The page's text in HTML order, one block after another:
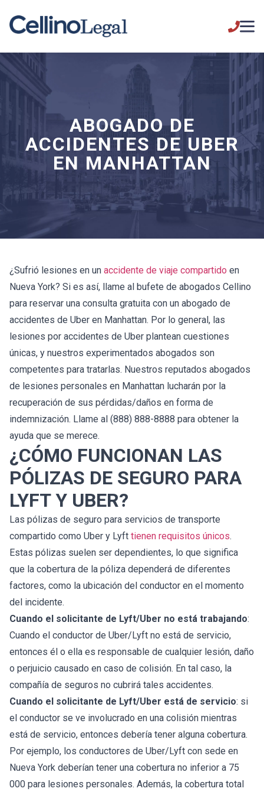
ABOGADO DE
ACCIDENTES DE UBER
EN MANHATTAN
¿Sufrió lesiones en un accidente de viaje compartido en
Nueva York? Si es así, llame al bufete de abogados Cellino
para reservar una consulta gratuita con un abogado de
accidentes de Uber en Manhattan. Por lo general, las
lesiones por accidentes de Uber plantean cuestiones
únicas, y nuestros experimentados abogados son
competentes para tratarlas. Nuestros reputados abogados
de lesiones personales en Manhattan lucharán por la
recuperación de sus pérdidas/daños en forma de
indemnización. Llame al (888) 888-8888 para obtener la
ayuda que se merece.
¿CÓMO FUNCIONAN LAS
PÓLIZAS DE SEGURO PARA
LYFT Y UBER?
Las pólizas de seguro para servicios de transporte
compartido como Uber y Lyft tienen requisitos únicos.
Estas pólizas suelen ser dependientes, lo que significa
que la cobertura de la póliza dependerá de diferentes
factores, como la ubicación del conductor en el momento
del incidente.
Cuando el solicitante de Lyft/Uber no está trabajando:
Cuando el conductor de Uber/Lyft no está de servicio,
entonces él o ella es responsable de cualquier lesión, daño
o perjuicio causado en caso de colisión. En tal caso, la
compañía de seguros no cubrirá tales accidentes.
Cuando el solicitante de Lyft/Uber está de servicio: si
el conductor se ve involucrado en una colisión mientras
está de servicio, entonces debería tener alguna cobertura.
Por ejemplo, los conductores de Uber/Lyft con sede en
Nueva York deberían tener una cobertura no inferior a 75
000 para lesiones personales. Además, la cobertura total